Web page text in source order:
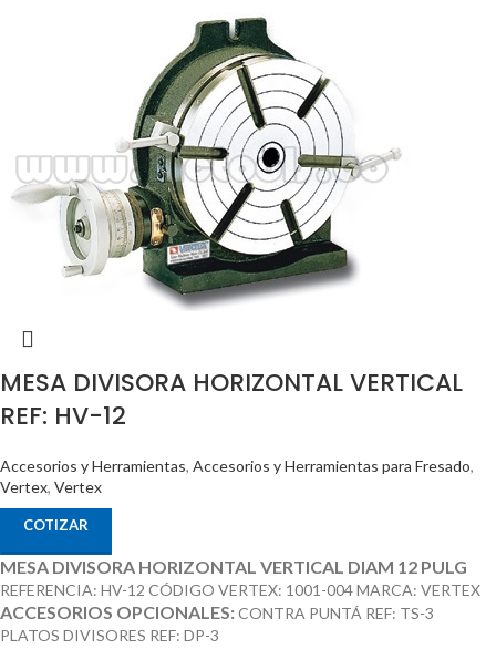
MESA DIVISORA HORIZONTAL VERTICAL
REF: HV-12
Accesorios y Herramientas, Accesorios y Herramientas para Fresado,
Vertex, Vertex
COTIZAR
MESA DIVISORA HORIZONTAL VERTICAL DIAM 12 PULG
REFERENCIA: HV-12 CÓDIGO VERTEX: 1001-004 MARCA: VERTEX
ACCESORIOS OPCIONALES:CONTRA PUNTÁ REF: TS-3
PLATOS DIVISORES REF: DP-3